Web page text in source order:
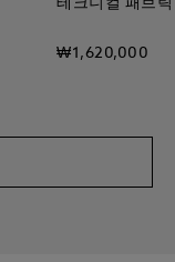
₩1,620,000